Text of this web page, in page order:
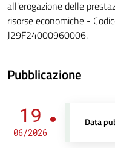
all'erogazione delle
risorse economiche -
J29F24000960006.
Pubblicazione
19
06/2026
Data